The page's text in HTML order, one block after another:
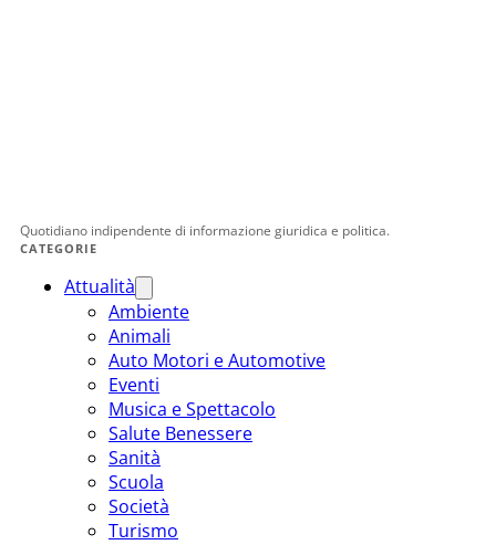
Quotidiano indipendente di informazione giuridica e politica.
CATEGORIE
Attualità
Ambiente
Animali
Auto Motori e Automotive
Eventi
Musica e Spettacolo
Salute Benessere
Sanità
Scuola
Società
Turismo